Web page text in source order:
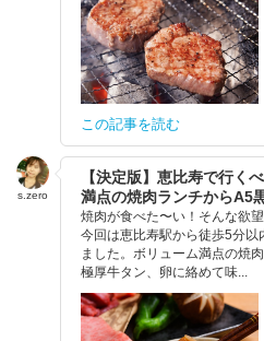
この記事を読む
s.zero
【決定版】恵比寿で行く
満点の焼肉ランチからA5
焼肉が食べた〜い！そんな欲
今回は恵比寿駅から徒歩5分
ました。ボリューム満点の焼
極厚牛タン、卵に絡めて味...